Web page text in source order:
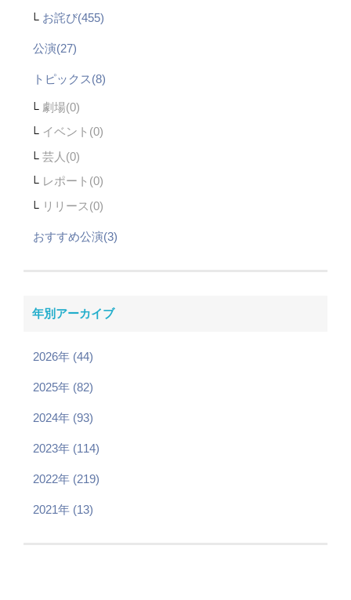
お詫び(455)
公演(27)
トピックス(8)
劇場
イベント
芸人
レポート
リリース
おすすめ公演(3)
年別アーカイブ
2026年 (44)
2025年 (82)
2024年 (93)
2023年 (114)
2022年 (219)
2021年 (13)